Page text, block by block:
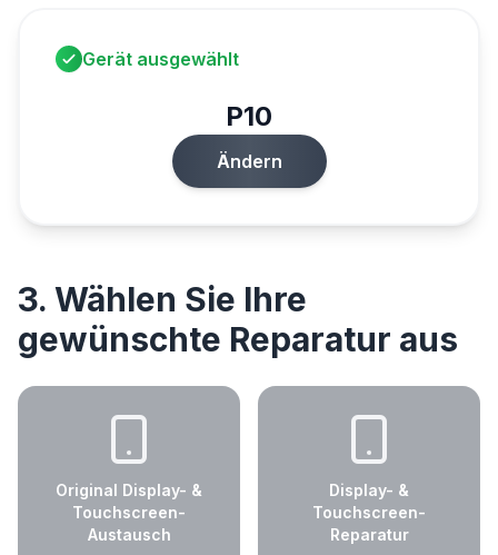
Gerät ausgewählt
P10
Ändern
3. Wählen Sie Ihre
gewünschte Reparatur aus
Original Display- &
Touchscreen-
Austausch
Display- &
Touchscreen-
Reparatur